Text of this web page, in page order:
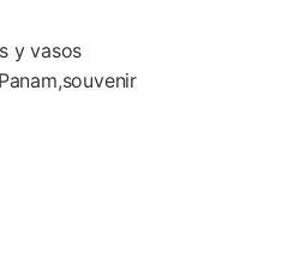
y vasos